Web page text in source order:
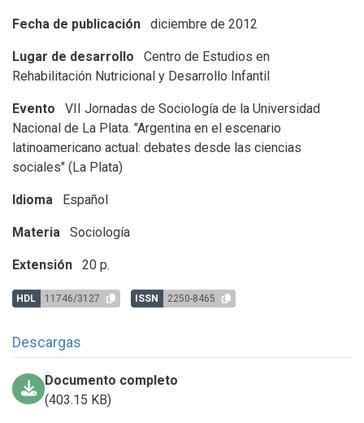
Fecha de publicación diciembre de 2012
Lugar de desarrollo
Centro de Estudios en
Rehabilitación Nutricional y Desarrollo Infantil
Evento
VII Jornadas de Sociología de la Universidad
Nacional de La Plata. "Argentina en el escenario
latinoamericano actual: debates desde las ciencias
sociales" (La Plata)
Idioma Español
Materia Sociología
Extensión 20 p.
HDL 11746/3127 ISSN 2250-8465
Descargas
Documento completo
(403.15 KB)